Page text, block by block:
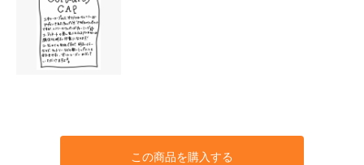
この商品を購入する